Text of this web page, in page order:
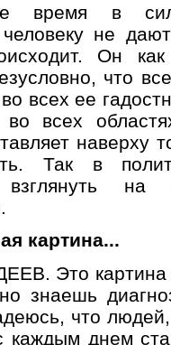
время в
не
Он
что
всех ее
во всех
наверху
Так в
взглянуть
картина...
Это картина
знаешь
что
каждым днем